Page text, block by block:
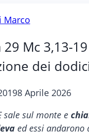
Marco
Mc 3,13-19
dei
8 Aprile 2026
sale sul monte e
ed essi andarono